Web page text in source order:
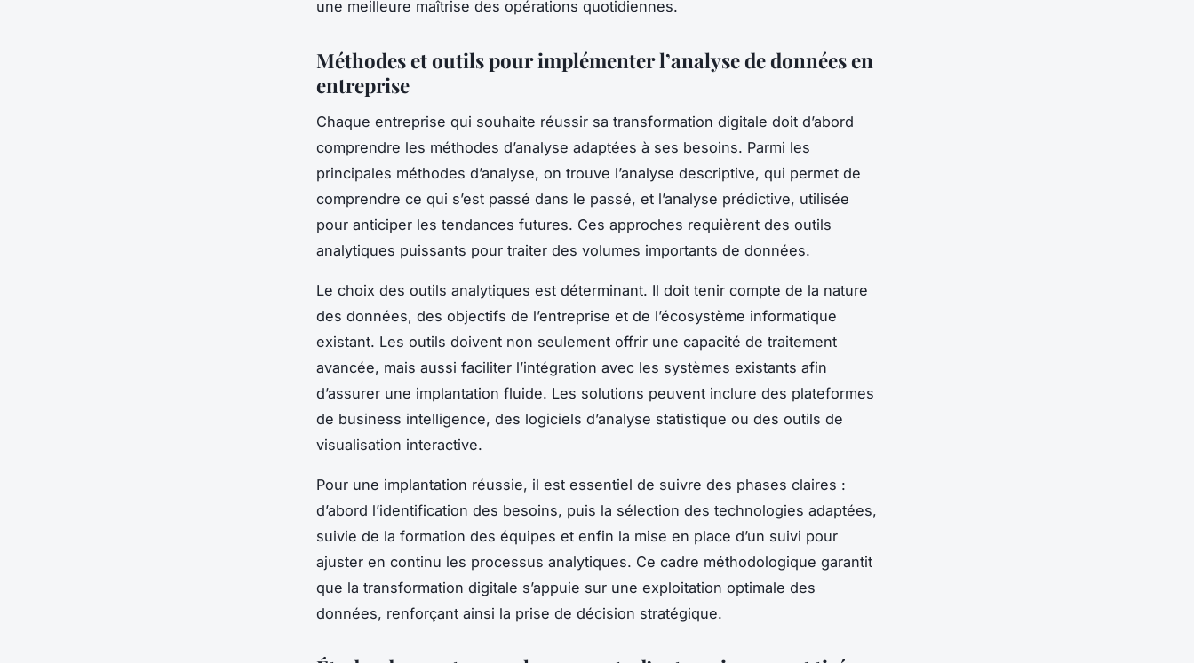
une meilleure maîtrise des opérations quotidiennes.
Méthodes et outils pour implémenter l’analyse de données en
entreprise
Chaque entreprise qui souhaite réussir sa transformation digitale doit d’abord
comprendre les méthodes d’analyse adaptées à ses besoins. Parmi les
principales méthodes d’analyse, on trouve l’analyse descriptive, qui permet de
comprendre ce qui s’est passé dans le passé, et l’analyse prédictive, utilisée
pour anticiper les tendances futures. Ces approches requièrent des outils
analytiques puissants pour traiter des volumes importants de données.
Le choix des outils analytiques est déterminant. Il doit tenir compte de la nature
des données, des objectifs de l’entreprise et de l’écosystème informatique
existant. Les outils doivent non seulement offrir une capacité de traitement
avancée, mais aussi faciliter l’intégration avec les systèmes existants afin
d’assurer une implantation fluide. Les solutions peuvent inclure des plateformes
de business intelligence, des logiciels d’analyse statistique ou des outils de
visualisation interactive.
Pour une implantation réussie, il est essentiel de suivre des phases claires :
d’abord l’identification des besoins, puis la sélection des technologies adaptées,
suivie de la formation des équipes et enfin la mise en place d’un suivi pour
ajuster en continu les processus analytiques. Ce cadre méthodologique garantit
que la transformation digitale s’appuie sur une exploitation optimale des
données, renforçant ainsi la prise de décision stratégique.